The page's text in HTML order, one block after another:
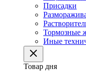
Присадки
Тормозные
Иные
Товар дня